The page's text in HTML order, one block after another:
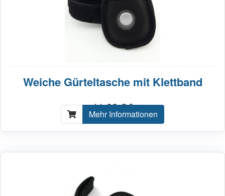
Weiche Gürteltasche mit Klettband
11,00 € *
Mehr Informationen